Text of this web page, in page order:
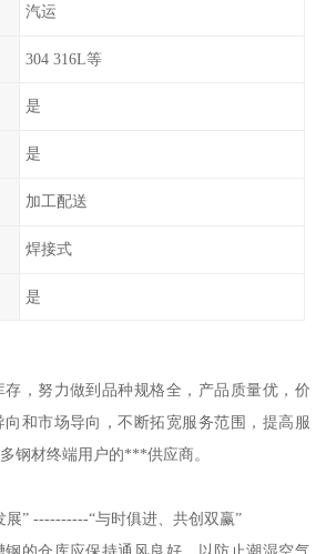
汽运
304 316L等
是
是
加工配送
焊接式
是
，努力做到品种规格全，产品质量优，价
和市场导向，不断拓宽服务范围，提高服
钢材终端用户的***供应商。
展” ----------“与时俱进、共创双赢”